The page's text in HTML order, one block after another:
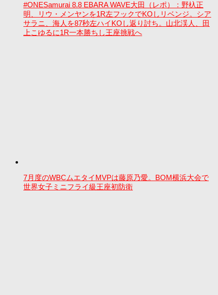
#ONESamurai 8.8 EBARA WAVE大田（レポ）：野杁正
明、リウ・メンヤンを1R左フックでKOしリベンジ。シア
サラニ、海人を87秒左ハイKOし返り討ち。山北渓人、田
上こゆるに1R一本勝ちし王座挑戦へ
7月度のWBCムエタイMVPは藤原乃愛。BOM横浜大会で
世界女子ミニフライ級王座初防衛